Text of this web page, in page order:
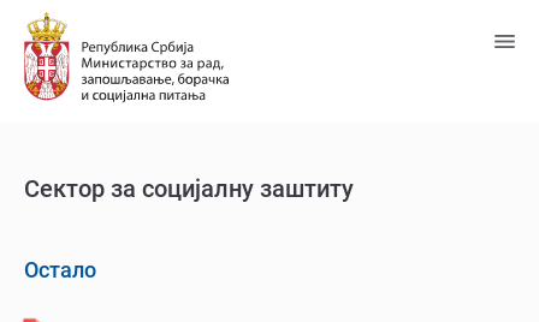
Пређи
главни
садржај
Сектор за социјалну заштиту
Остало